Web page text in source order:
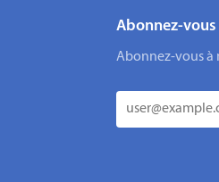
Abonnez-
Abonnez-vous à